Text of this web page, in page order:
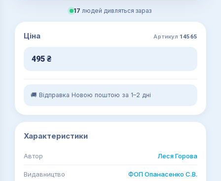
17 людей дивляться зараз
Ціна Артикул 14565
495 ₴
🚚 Відправка Новою поштою за 1–2 дні
Характеристики
Автор Леся Горова
Видавництво ФОП Опанасенко С.В.